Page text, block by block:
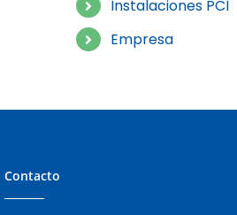
Instalaciones PCI
Empresa
Contacto